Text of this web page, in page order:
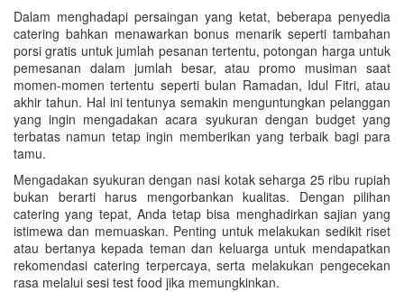
Dalam menghadapi persaingan yang ketat, beberapa penyedia
catering bahkan menawarkan bonus menarik seperti tambahan
porsi gratis untuk jumlah pesanan tertentu, potongan harga untuk
pemesanan dalam jumlah besar, atau promo musiman saat
momen-momen tertentu seperti bulan Ramadan, Idul Fitri, atau
akhir tahun. Hal ini tentunya semakin menguntungkan pelanggan
yang ingin mengadakan acara syukuran dengan budget yang
terbatas namun tetap ingin memberikan yang terbaik bagi para
tamu.
Mengadakan syukuran dengan nasi kotak seharga 25 ribu rupiah
bukan berarti harus mengorbankan kualitas. Dengan pilihan
catering yang tepat, Anda tetap bisa menghadirkan sajian yang
istimewa dan memuaskan. Penting untuk melakukan sedikit riset
atau bertanya kepada teman dan keluarga untuk mendapatkan
rekomendasi catering terpercaya, serta melakukan pengecekan
rasa melalui sesi test food jika memungkinkan.